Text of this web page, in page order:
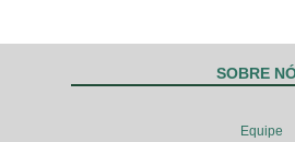
SOBRE
Equipe